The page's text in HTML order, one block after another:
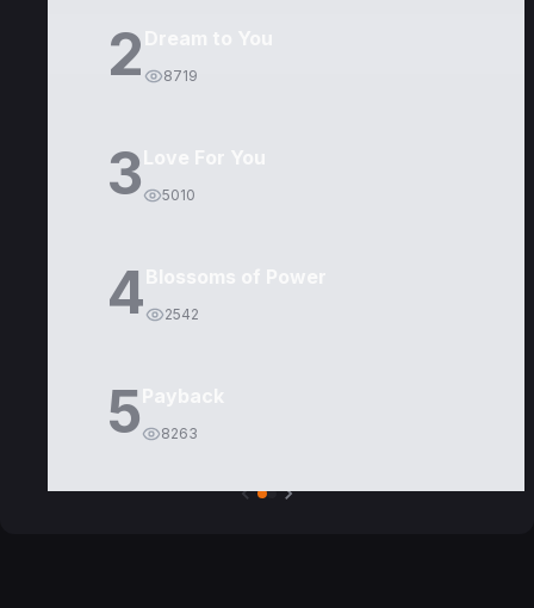
2 8719
3 5010
4 2542
5 8263